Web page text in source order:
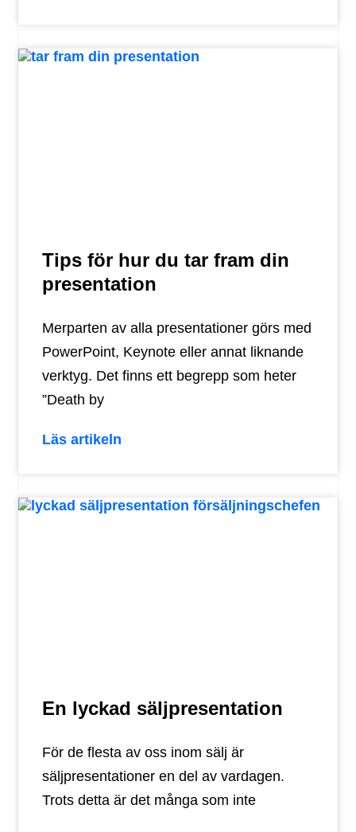
Tips för hur du tar fram din
presentation
Merparten av alla presentationer görs med
PowerPoint, Keynote eller annat liknande
verktyg. Det finns ett begrepp som heter
”Death by
Läs artikeln
En lyckad säljpresentation
För de flesta av oss inom sälj är
säljpresentationer en del av vardagen.
Trots detta är det många som inte